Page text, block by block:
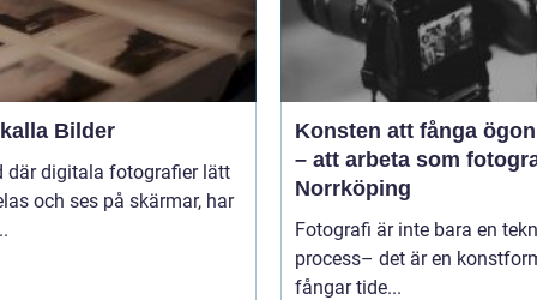
Bilder
där digitala fotografier lätt
och ses på skärmar, har
Konsten att fånga
– att arbeta som
Norrköping
Fotografi är inte bara en
process– det är en
fångar tide...